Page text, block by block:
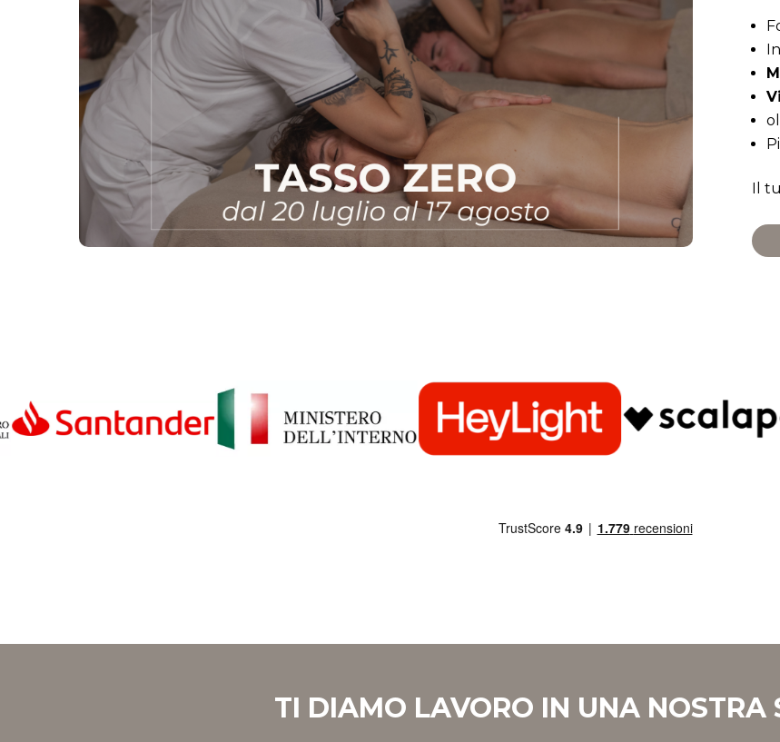
Il
TI DIAMO LAVORO IN UNA NOSTRA